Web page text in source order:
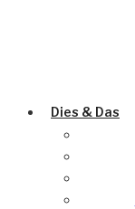
Dies & Das